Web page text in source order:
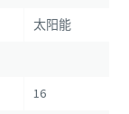
太阳能
16